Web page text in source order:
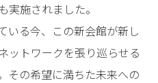
実施されました。
いる今、この新会館が新し
ットワークを張り巡らせる
の希望に満ちた未来への